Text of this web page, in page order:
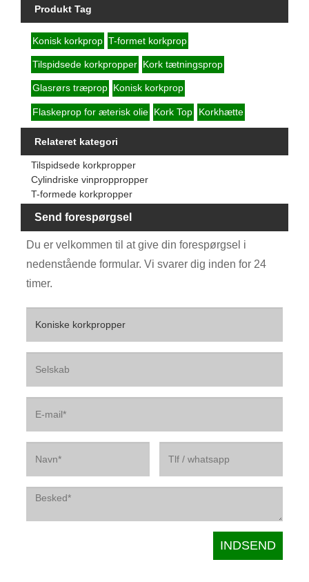
Produkt Tag
Konisk korkprop T-formet korkprop
Tilspidsede korkpropper Kork tætningsprop
Glasrørs træprop Konisk korkprop
Flaskeprop for æterisk olie Kork Top Korkhætte
Relateret kategori
Tilspidsede korkpropper
Cylindriske vinproppropper
T-formede korkpropper
Send forespørgsel
Du er velkommen til at give din forespørgsel i
nedenstående formular. Vi svarer dig inden for 24
timer.